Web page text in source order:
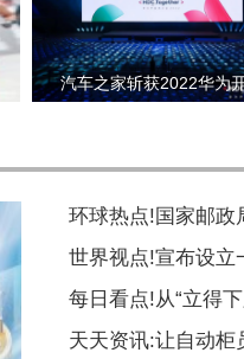
汽车之家斩获2022华为
环球热点!国家邮政
世界视点!宣布设立
每日看点!从“立得
天天资讯:让自动柜